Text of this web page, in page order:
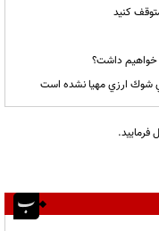
کنید
خواهیم داشت؟
شوك ارزي مهيا نشده است
فرمایید.